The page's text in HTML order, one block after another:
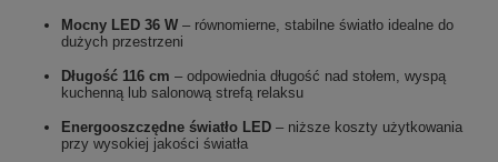
Mocny LED 36 W – równomierne, stabilne światło idealne do
dużych przestrzeni
Długość 116 cm – odpowiednia długość nad stołem, wyspą
kuchenną lub salonową strefą relaksu
Energooszczędne światło LED – niższe koszty użytkowania
przy wysokiej jakości światła